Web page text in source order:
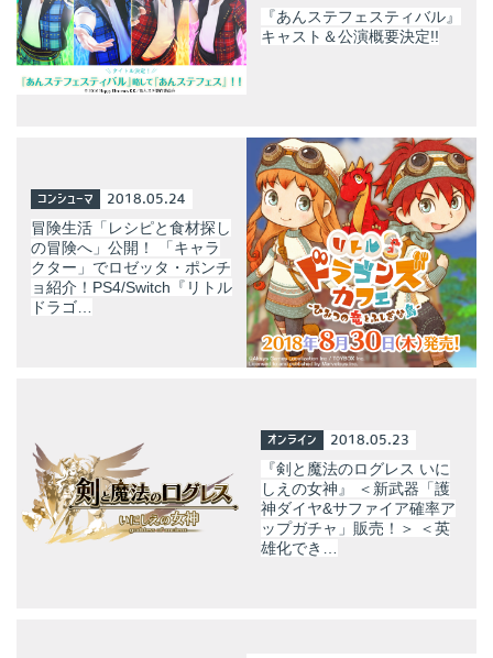
『あんステフェスティバル』
キャスト＆公演概要決定!!
コンシューマ 2018.05.24
冒険生活「レシピと食材探し
の冒険へ」公開！ 「キャラ
クター」でロゼッタ・ポンチ
ョ紹介！PS4/Switch『リトル
ドラゴ…
オンライン 2018.05.23
『剣と魔法のログレス いに
しえの女神』 ＜新武器「護
神ダイヤ&サファイア確率ア
ップガチャ」販売！＞ ＜英
雄化でき…